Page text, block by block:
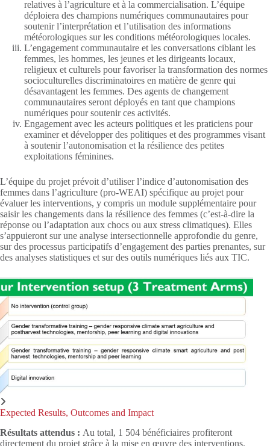
relatives à l’agriculture et à la commercialisation. L’équipe
déploiera des champions numériques communautaires pour
soutenir l’interprétation et l’utilisation des informations
météorologiques sur les conditions météorologiques locales.
L’engagement communautaire et les conversations ciblant les
femmes, les hommes, les jeunes et les dirigeants locaux,
religieux et culturels pour favoriser la transformation des normes
socioculturelles discriminatoires en matière de genre qui
désavantagent les femmes. Des agents de changement
communautaires seront déployés en tant que champions
numériques pour soutenir ces activités.
Engagement avec les acteurs politiques et les praticiens pour
examiner et développer des politiques et des programmes visant
à soutenir l’autonomisation et la résilience des petites
exploitations féminines.
L’équipe du projet prévoit d’utiliser l’indice d’autonomisation des
femmes dans l’agriculture (pro-WEAI) spécifique au projet pour
évaluer les interventions, y compris un module supplémentaire pour
saisir les changements dans la résilience des femmes (c’est-à-dire la
réponse ou l’adaptation aux chocs ou aux stress climatiques). Elles
s’appuieront sur une analyse intersectionnelle approfondie du genre,
sur des processus participatifs d’engagement des parties prenantes, sur
des analyses statistiques et sur des outils numériques liés aux TIC.
Expected Results, Outcomes and Impact
Résultats attendus : Au total, 1 504 bénéficiaires profiteront
directement du projet grâce à la mise en œuvre des interventions.